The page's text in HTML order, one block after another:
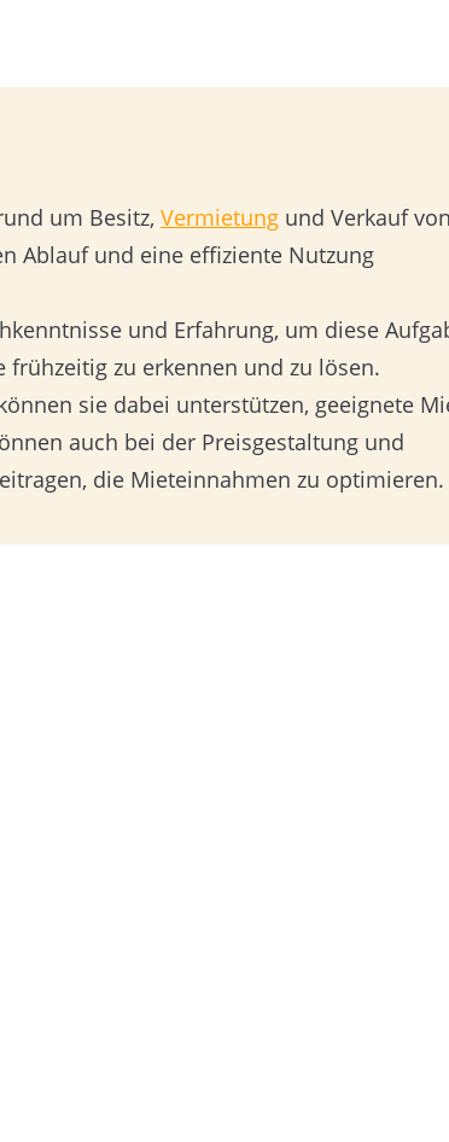
um Besitz, Vermietung und Verkauf
Ablauf und eine effiziente Nutzung
und Erfahrung, um diese
zu erkennen und zu lösen.
sie dabei unterstützen, geeignete
auch bei der Preisgestaltung und
die Mieteinnahmen zu optimieren.